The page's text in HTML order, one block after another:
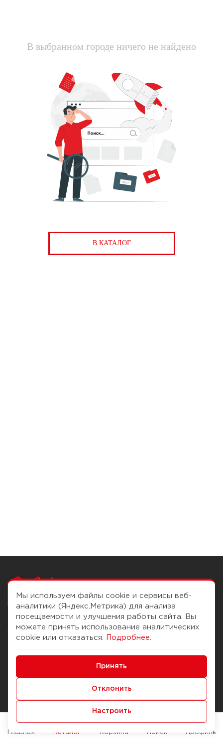
В выбранном городе ничего не найдено
В КАТАЛОГ
Чтобы вам легко
О компании
История Компании
Журнал
Наши марки
Брендирование
Помощь
Доставка и оплата
Способы оплаты
Служба контроля качества
Мы используем файлы cookie и сервисы веб-
аналитики (Яндекс.Метрика) для анализа
посещаемости и улучшения работы сайта. Вы
можете принять использование аналитических
cookie или отказаться.
Подробнее
Принять
Отклонить
Настроить
Главная Каталог Корзина Поиск Профиль